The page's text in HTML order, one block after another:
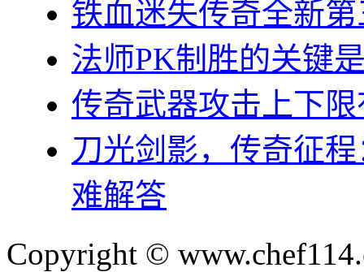
铁血迷失传奇全新
法师PK制胜的关键
传奇武器攻击上下
刀光剑影，传奇征
难解答
Copyright ©